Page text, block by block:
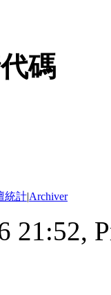
碼
統計|Archiver
21:52,